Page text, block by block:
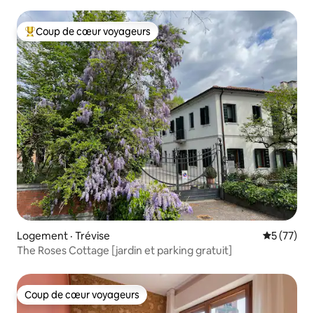
Coup de cœur voyageurs parmi les plus aimés
Coup de cœur voyageurs
Logement · Trévise Note
5 (77)
The Roses Cottage [jardin et parking gratuit]
Coup de cœur voyageurs
Coup de cœur voyageurs